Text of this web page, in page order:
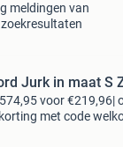
meldingen van
Jurk in maat S
voor €219,96|
met code